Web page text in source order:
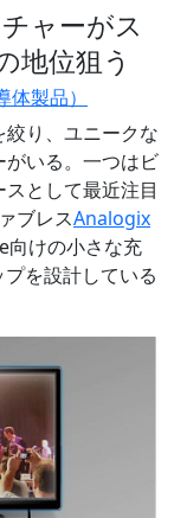
ャーがス
地位狙う
製品）
り、ユニークな
いる。一つはビ
として最近注目
ブレスAnalogix
向けの小さな充
を設計している